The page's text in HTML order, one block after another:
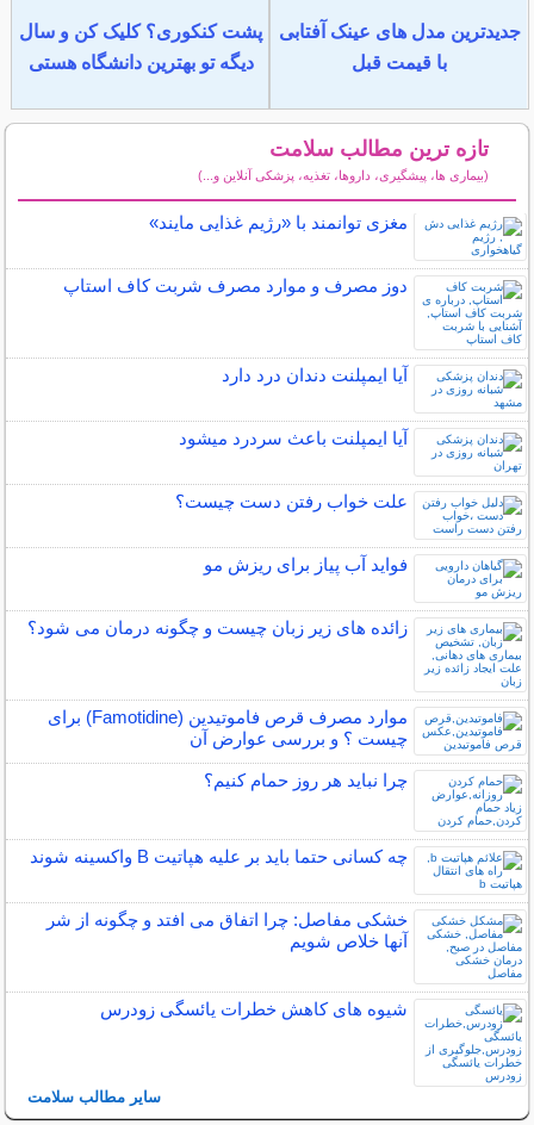
جدیدترین مدل های عینک آفتابی
با قیمت قبل
پشت کنکوری؟ کلیک کن و سال
دیگه تو بهترین دانشگاه هستی
تازه ترین مطالب سلامت
(بیماری ها، پیشگیری، داروها، تغذیه، پزشکی آنلاین و...)
مغزی توانمند با «رژیم غذایی مایند»
دوز مصرف و موارد مصرف شربت کاف استاپ
آیا ایمپلنت دندان درد دارد
آیا ایمپلنت باعث سردرد میشود
علت خواب رفتن دست چیست؟
فواید آب پیاز برای ریزش مو
زائده های زیر زبان چیست و چگونه درمان می شود؟
موارد مصرف قرص فاموتیدین (Famotidine) برای
چیست ؟ و بررسی عوارض آن
چرا نباید هر روز حمام کنیم؟
چه کسانی حتما باید بر علیه هپاتیت B واکسینه شوند
خشکی مفاصل: چرا اتفاق می افتد و چگونه از شر
آنها خلاص شویم
شیوه های کاهش خطرات یائسگی زودرس
سایر مطالب سلامت